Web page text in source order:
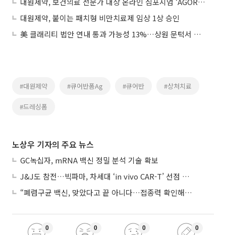
대원제약, 붙이는 패치형 비만치료제 임상 1상 승인
美 클래리티 법안 연내 통과 가능성 13%…상원 문턱서 제동
#대원제약 #큐어반폼Ag #큐어반 #상처치료
#드레싱폼
노상우 기자의 주요 뉴스
GC녹십자, mRNA 백신 정밀 분석 기술 확보
J&J도 참전…빅파마, 차세대 ‘in vivo CAR-T’ 선점 경쟁 본격화
“폐렴구균 백신, 맞았다고 끝 아니다…접종력 확인해야”
0 0 0 0